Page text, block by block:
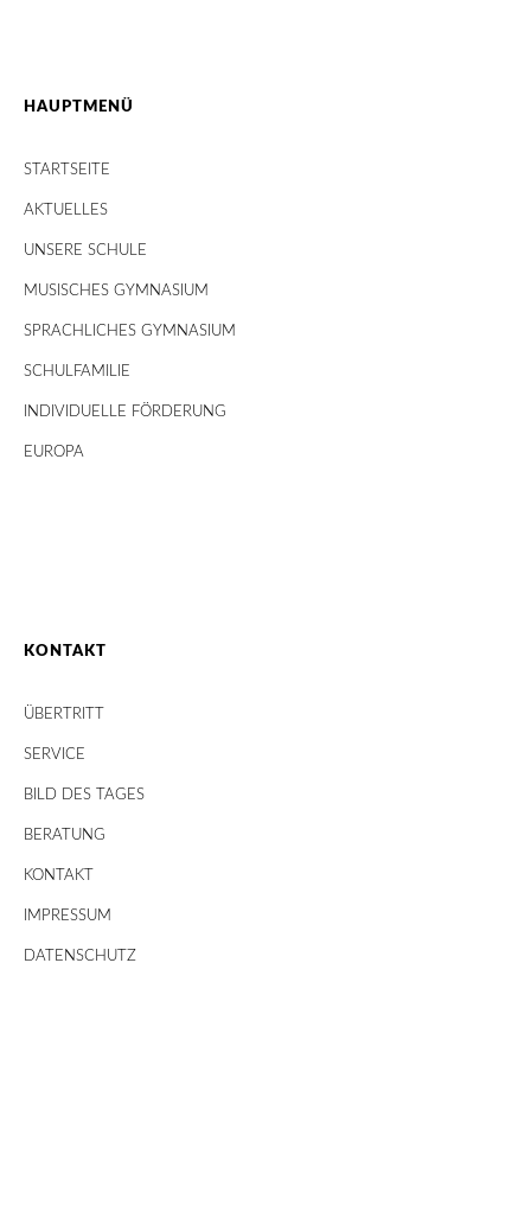
HAUPTMENÜ
STARTSEITE
AKTUELLES
UNSERE SCHULE
MUSISCHES GYMNASIUM
SPRACHLICHES GYMNASIUM
SCHULFAMILIE
INDIVIDUELLE FÖRDERUNG
EUROPA
KONTAKT
ÜBERTRITT
SERVICE
BILD DES TAGES
BERATUNG
KONTAKT
IMPRESSUM
DATENSCHUTZ